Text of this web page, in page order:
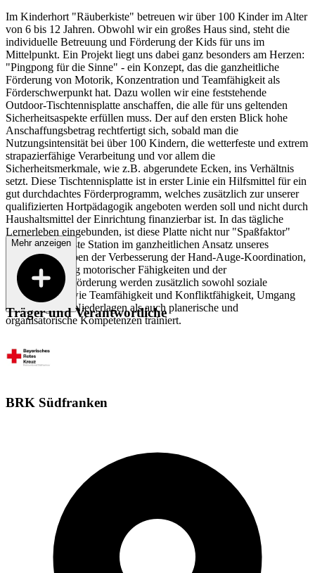
Im Kinderhort "Räuberkiste" betreuen wir über 100 Kinder im Alter
von 6 bis 12 Jahren. Obwohl wir ein großes Haus sind, steht die
individuelle Betreuung und Förderung der Kids für uns im
Mittelpunkt. Ein Projekt liegt uns dabei ganz besonders am Herzen:
"Pingpong für die Sinne" - ein Konzept, das die ganzheitliche
Förderung von Motorik, Konzentration und Teamfähigkeit als
Förderschwerpunkt hat. Dazu wollen wir eine feststehende
Outdoor-Tischtennisplatte anschaffen, die alle für uns geltenden
Sicherheitsaspekte erfüllen muss. Der auf den ersten Blick hohe
Anschaffungsbetrag rechtfertigt sich, sobald man die
Nutzungsintensität bei über 100 Kindern, die wetterfeste und extrem
strapazierfähige Verarbeitung und vor allem die
Sicherheitsmerkmale, wie z.B. abgerundete Ecken, ins Verhältnis
setzt. Diese Tischtennisplatte ist in erster Linie ein Hilfsmittel für ein
gut durchdachtes Förderprogramm, welches zusätzlich zur unserer
qualifizierten Hortpädagogik angeboten werden soll und nicht durch
Haushaltsmittel der Einrichtung finanzierbar ist. In das tägliche
Lernerleben eingebunden, ist diese Platte nicht nur "Spaßfaktor"
sondern eine feste Station im ganzheitlichen Ansatz unseres
Angebotes. Neben der Verbesserung der Hand-Auge-Koordination,
der Verfeinerung motorischer Fähigkeiten und der
Konzentrationsförderung werden zusätzlich sowohl soziale
Kompetenzen wie Teamfähigkeit und Konfliktfähigkeit, Umgang
mit Erfolg und Niederlagen als auch planerische und
organisatorische Kompetenzen trainiert.
Mehr anzeigen
Träger und Verantwortliche
BRK Südfranken